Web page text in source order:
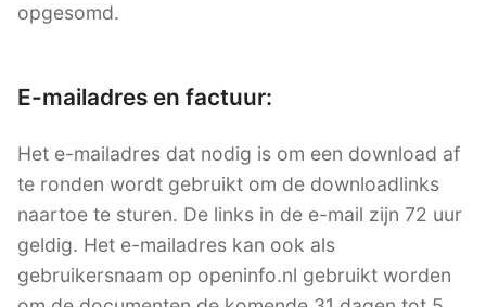
opgesomd.
E-mailadres en factuur:
Het e-mailadres dat nodig is om een download af
te ronden wordt gebruikt om de downloadlinks
naartoe te sturen. De links in de e-mail zijn 72 uur
geldig. Het e-mailadres kan ook als
gebruikersnaam op openinfo.nl gebruikt worden